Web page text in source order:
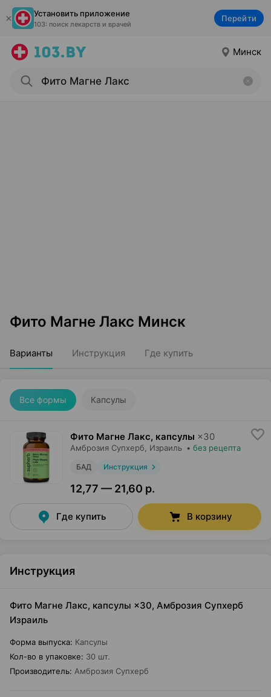
Установить приложение
103: поиск лекарств и врачей
Перейти
Минск
Фито Магне Лакс Минск
Варианты Инструкция Где купить
Все формы Капсулы
Фито Магне Лакс, капсулы ×30
Амброзия Супхерб , Израиль • без рецепта
БАД Инструкция
12,77 — 21,60 р.
Где купить В корзину
Инструкция
Фито Магне Лакс, капсулы ×30, Амброзия Супхерб
Израиль
Форма выпуска: Капсулы
Кол-во в упаковке: 30 шт.
Производитель: Амброзия Супхерб